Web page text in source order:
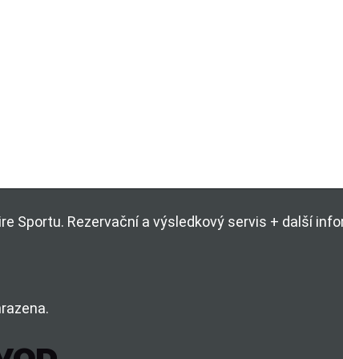
Sportu. Rezervační a výsledkový servis + další